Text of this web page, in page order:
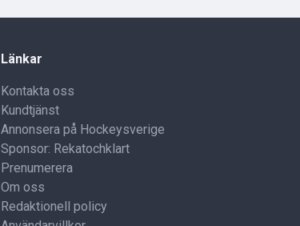
Länkar
Kontakta oss
Kundtjänst
Annonsera på Hockeysverige
Sponsor: Rekatochklart
Prenumerera
Om oss
Redaktionell policy